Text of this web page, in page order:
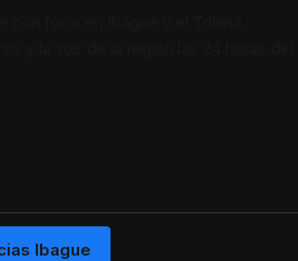
Ibague